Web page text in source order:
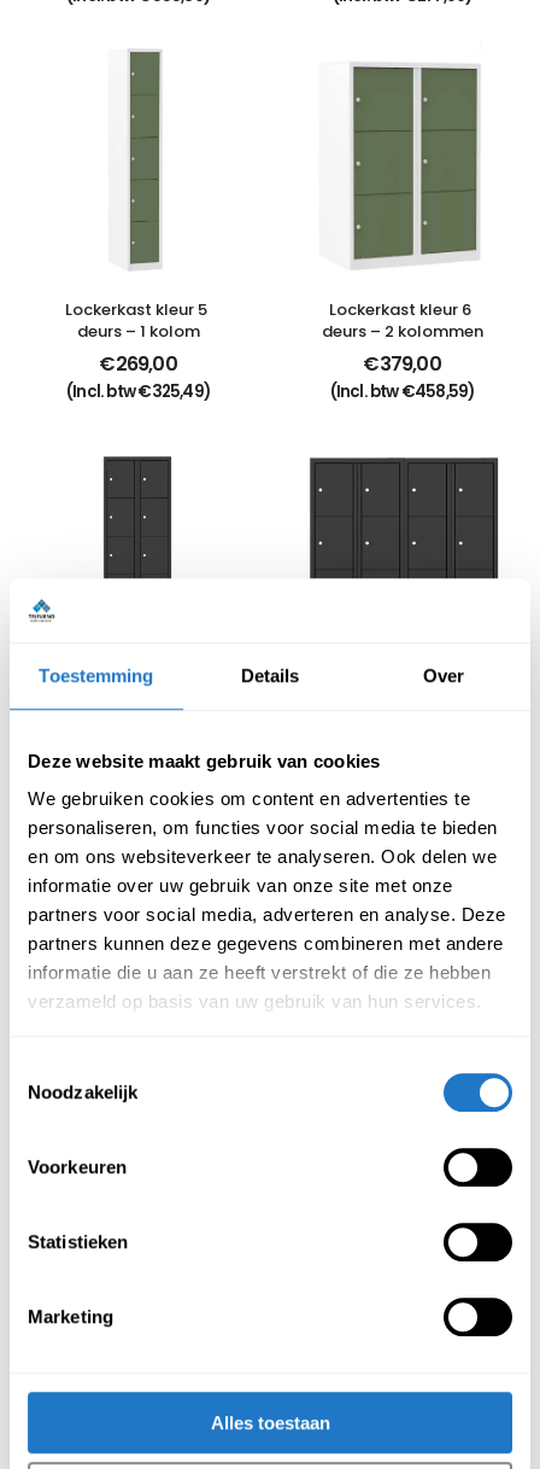
Toestemming Details Over
Deze website maakt gebruik van cookies
We gebruiken cookies om content en advertenties te
personaliseren, om functies voor social media te bieden
en om ons websiteverkeer te analyseren. Ook delen we
informatie over uw gebruik van onze site met onze
partners voor social media, adverteren en analyse. Deze
partners kunnen deze gegevens combineren met andere
informatie die u aan ze heeft verstrekt of die ze hebben
verzameld op basis van uw gebruik van hun services.
Noodzakelijk
Voorkeuren
Statistieken
Marketing
Alles toestaan
Lockerkast kleur 5
deurs – 1 kolom
€269,00
(Incl. btw€325,49)
Lockerkast kleur 6
deurs – 2 kolommen
€379,00
(Incl. btw€458,59)
Lockerkast zwart 10
€469,00
(Incl. btw 567,49
€729,00
(Incl. btw 882,09
Lockerkast zwart 15
Lockerkast zwart 20
1.136,19)